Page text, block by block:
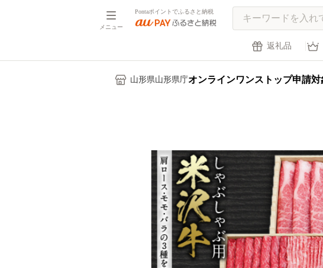
メニュー
Pontaポイントでふるさと納税
返礼品
山形県山形県庁オンラインワンストップ申請対